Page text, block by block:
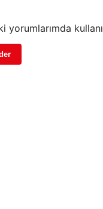
yorumlarımda